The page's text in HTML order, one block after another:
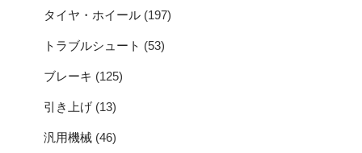
タイヤ・ホイール (197)
トラブルシュート (53)
ブレーキ (125)
引き上げ (13)
汎用機械 (46)